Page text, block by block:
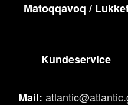
Matoqqavoq /
Kundeservice
Mail: